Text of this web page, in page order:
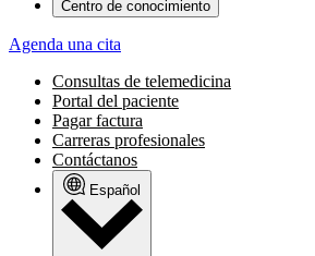
Centro de conocimiento
Agenda una cita
Consultas de telemedicina
Portal del paciente
Pagar factura
Carreras profesionales
Contáctanos
Español